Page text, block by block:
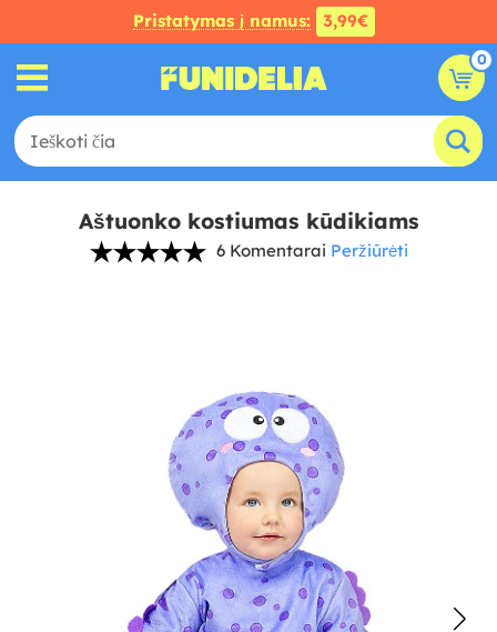
Pristatymas į namus: 3,99€
0
Aštuonko kostiumas kūdikiams
6 Komentarai Peržiūrėti